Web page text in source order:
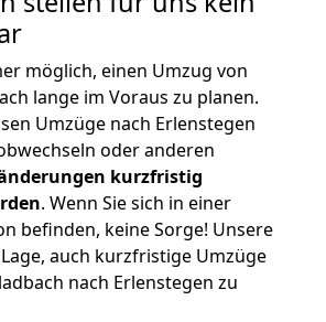
möglich, einen Umzug von
lange im Voraus zu planen.
Umzüge nach Erlenstegen
oder anderen
kurzfristig
. Wenn Sie sich in einer
befinden, keine Sorge! Unsere
auch kurzfristige Umzüge
nach Erlenstegen zu